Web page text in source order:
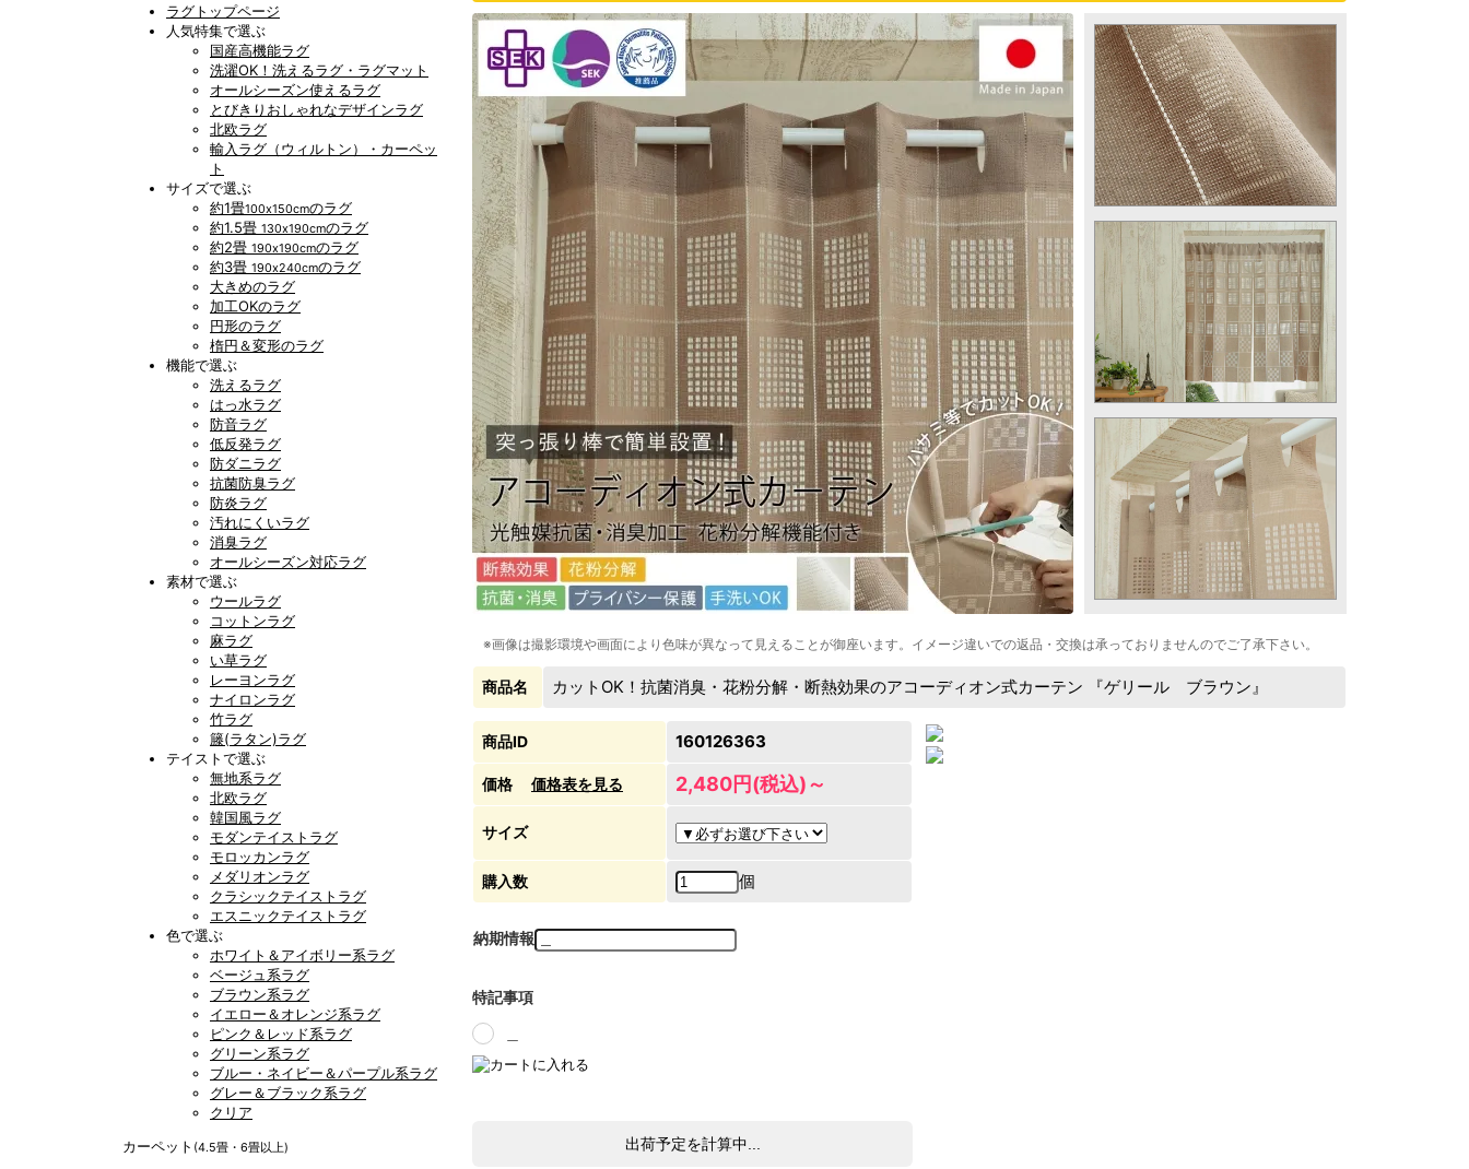
ラグトップページ
人気特集で選ぶ
国産高機能ラグ
洗濯OK！洗えるラグ・ラグマット
オールシーズン使えるラグ
とびきりおしゃれなデザインラグ
北欧ラグ
輸入ラグ（ウィルトン）・カーペッ
ト
サイズで選ぶ
約1畳100x150cmのラグ
約1.5畳 130x190cmのラグ
約2畳 190x190cmのラグ
約3畳 190x240cmのラグ
大きめのラグ
加工OKのラグ
円形のラグ
楕円＆変形のラグ
機能で選ぶ
洗えるラグ
はっ水ラグ
防音ラグ
低反発ラグ
防ダニラグ
抗菌防臭ラグ
防炎ラグ
汚れにくいラグ
消臭ラグ
オールシーズン対応ラグ
素材で選ぶ
ウールラグ
コットンラグ
麻ラグ
い草ラグ
レーヨンラグ
ナイロンラグ
竹ラグ
籐(ラタン)ラグ
テイストで選ぶ
無地系ラグ
北欧ラグ
韓国風ラグ
モダンテイストラグ
モロッカンラグ
メダリオンラグ
クラシックテイストラグ
エスニックテイストラグ
色で選ぶ
ホワイト＆アイボリー系ラグ
ベージュ系ラグ
ブラウン系ラグ
イエロー＆オレンジ系ラグ
ピンク＆レッド系ラグ
グリーン系ラグ
ブルー・ネイビー＆パープル系ラグ
グレー＆ブラック系ラグ
クリア
カーペット (4.5畳・6畳以上)
※画像は撮影環境や画面により色味が異なって見えることが御座います。イメージ違いでの返品・交換は承っておりませんのでご了承下さい。
商品名 カットOK！抗菌消臭・花粉分解・断熱効果のアコーディオン式カーテン 『ゲリール ブラウン』
商品ID 160126363
価格 価格表を見る 2,480円(税込)～
サイズ
購入数 個
納期情報
特記事項
出荷予定を計算中...